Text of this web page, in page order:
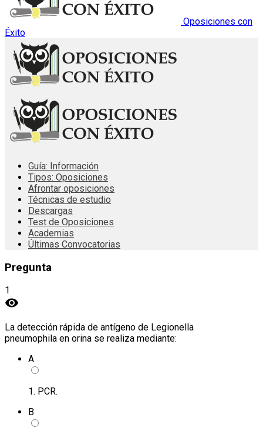
Oposiciones con
Éxito
Guía: Información
Tipos: Oposiciones
Afrontar oposiciones
Técnicas de estudio
Descargas
Test de Oposiciones
Academias
Últimas Convocatorias
Pregunta
1
visibility
La detección rápida de antígeno de Legionella
pneumophila en orina se realiza mediante:
A
1. PCR.
B